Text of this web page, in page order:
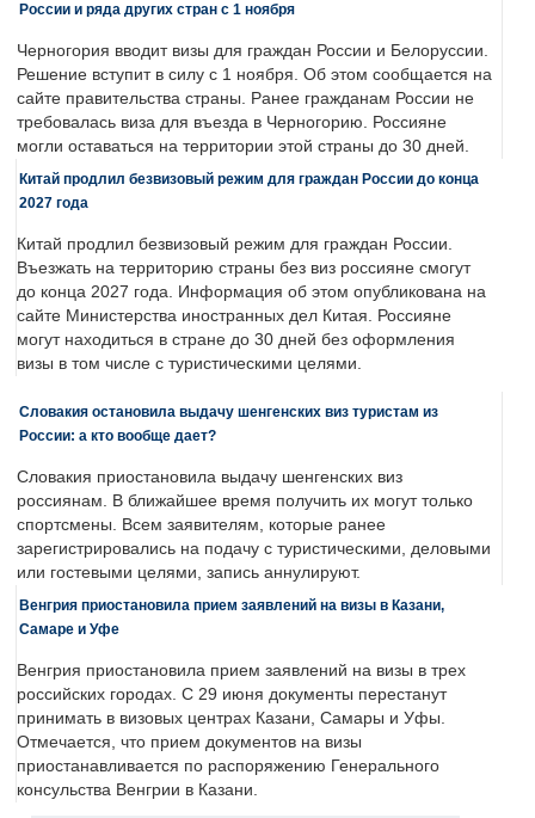
России и ряда других стран с 1 ноября
Черногория вводит визы для граждан России и Белоруссии.
Решение вступит в силу с 1 ноября. Об этом сообщается на
сайте правительства страны. Ранее гражданам России не
требовалась виза для въезда в Черногорию. Россияне
могли оставаться на территории этой страны до 30 дней.
Китай продлил безвизовый режим для граждан России до конца
2027 года
Китай продлил безвизовый режим для граждан России.
Въезжать на территорию страны без виз россияне смогут
до конца 2027 года. Информация об этом опубликована на
сайте Министерства иностранных дел Китая. Россияне
могут находиться в стране до 30 дней без оформления
визы в том числе с туристическими целями.
Словакия остановила выдачу шенгенских виз туристам из
России: а кто вообще дает?
Словакия приостановила выдачу шенгенских виз
россиянам. В ближайшее время получить их могут только
спортсмены. Всем заявителям, которые ранее
зарегистрировались на подачу с туристическими, деловыми
или гостевыми целями, запись аннулируют.
Венгрия приостановила прием заявлений на визы в Казани,
Самаре и Уфе
Венгрия приостановила прием заявлений на визы в трех
российских городах. С 29 июня документы перестанут
принимать в визовых центрах Казани, Самары и Уфы.
Отмечается, что прием документов на визы
приостанавливается по распоряжению Генерального
консульства Венгрии в Казани.